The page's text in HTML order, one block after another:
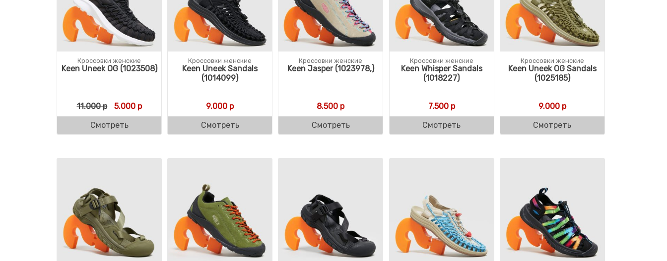
Кроссовки женские
Keen Uneek OG (1023508)
11.000р Первоначальная цена составляла 11.000 р.
5.000рТекущая цена: 5.000 р.
Смотреть
Кроссовки женские
Keen Uneek Sandals
(1014099)
9.000 р
Смотреть
Кроссовки женские
Keen Jasper (1023978,)
8.500 р
Смотреть
Кроссовки женские
Keen Whisper Sandals
(1018227)
7.500р
Смотреть
Кроссовки женские
Keen Uneek OG Sandals
(1025185)
9.000р
Смотреть